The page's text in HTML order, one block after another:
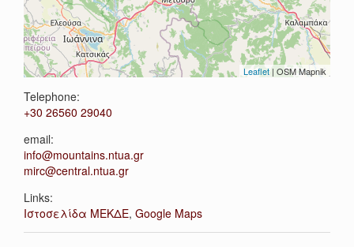
Leaflet | OSM Mapnik
Telephone:
+30 26560 29040
email:
info@mountains.ntua.gr
mirc@central.ntua.gr
Links:
Ιστοσελίδα ΜΕΚΔΕ, Google Maps